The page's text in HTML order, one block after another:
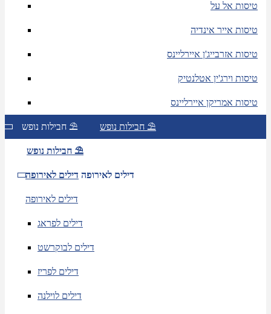
טיסות אל על
טיסות אייר אינדיה
טיסות אזרבייג'ן איירליינס
טיסות וירג'ין אטלנטיק
טיסות אמריקן איירליינס
חבילות נופש ⛱ חבילות נופש ⛱
חבילות נופש ⛱
דילים לאירופה דילים לאירופה
דילים לאירופה
דילים לפראג
דילים לבוקרשט
דילים לפריז
דילים לוילנה